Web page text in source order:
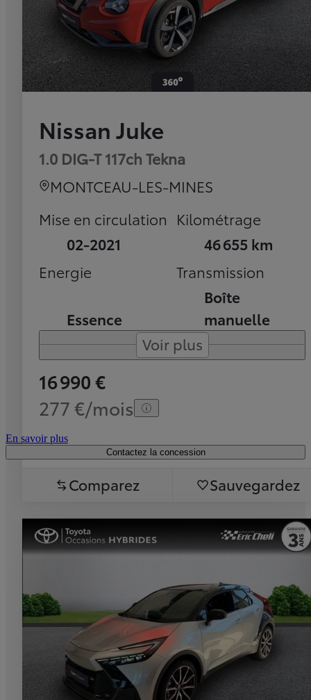
Nissan Juke
1.0 DIG-T 117ch Tekna
MONTCEAU-LES-MINES
Mise en circulation
02-2021
Kilométrage
46 655 km
Energie
Essence
Transmission
Boîte
manuelle
Voir plus
16 990 €
277 €/mois
En savoir plus
Contactez la concession
Comparez Sauvegardez